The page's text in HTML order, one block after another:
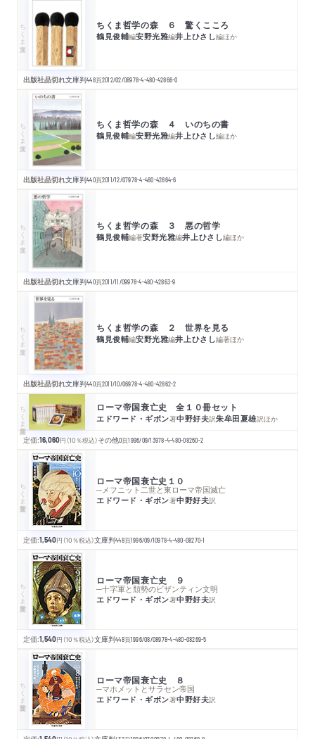
ちくま文庫 ちくま哲学の森 ６ 驚くこころ
鶴見俊輔編安野光雅編井上ひさし編ほか
出版社品切れ文庫判448頁2012/02/08978-4-480-42866-0
ちくま文庫 ちくま哲学の森 ４ いのちの書
鶴見俊輔編安野光雅編井上ひさし編ほか
出版社品切れ文庫判440頁2011/12/07978-4-480-42864-6
ちくま文庫 ちくま哲学の森 ３ 悪の哲学
鶴見俊輔編著安野光雅編井上ひさし編ほか
出版社品切れ文庫判440頁2011/11/09978-4-480-42863-9
ちくま文庫 ちくま哲学の森 ２ 世界を見る
鶴見俊輔編安野光雅編井上ひさし編著ほか
出版社品切れ文庫判440頁2011/10/06978-4-480-42862-2
ちくま学芸文庫 ローマ帝国衰亡史 全１０冊セット
エドワード・ギボン著中野好夫訳朱牟田夏雄訳ほか
定価:16,060円 （10％税込）その他0頁1996/09/13978-4-480-08260-2
ちくま学芸文庫 ローマ帝国衰亡史１０
─メフニット二世と東ローマ帝国滅亡
エドワード・ギボン著中野好夫訳
定価:1,540円 （10％税込）文庫判448頁1996/09/10978-4-480-08270-1
ちくま学芸文庫 ローマ帝国衰亡史 ９
─十字軍と頽勢のビザンティン文明
エドワード・ギボン著中野好夫訳
定価:1,540円 （10％税込）文庫判448頁1996/08/08978-4-480-08269-5
ちくま学芸文庫 ローマ帝国衰亡史 ８
─マホメットとサラセン帝国
エドワード・ギボン著中野好夫訳